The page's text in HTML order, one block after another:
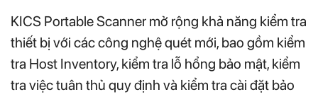
KICS Portable Scanner mở rộng khả năng kiểm tra
thiết bị với các công nghệ quét mới, bao gồm kiểm
tra Host Inventory, kiểm tra lỗ hổng bảo mật, kiểm
tra việc tuân thủ quy định và kiểm tra cài đặt bảo